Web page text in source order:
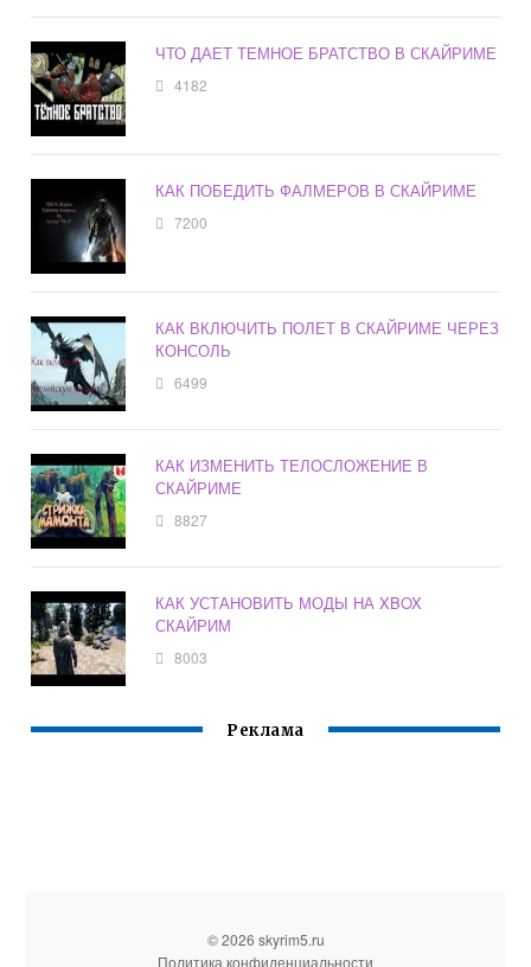
ЧТО ДАЕТ ТЕМНОЕ БРАТСТВО В СКАЙРИМЕ
4182
КАК ПОБЕДИТЬ ФАЛМЕРОВ В СКАЙРИМЕ
7200
КАК ВКЛЮЧИТЬ ПОЛЕТ В СКАЙРИМЕ ЧЕРЕЗ
КОНСОЛЬ
6499
КАК ИЗМЕНИТЬ ТЕЛОСЛОЖЕНИЕ В
СКАЙРИМЕ
8827
КАК УСТАНОВИТЬ МОДЫ НА XBOX
СКАЙРИМ
8003
Реклама
© 2026 skyrim5.ru
Политика конфиденциальности